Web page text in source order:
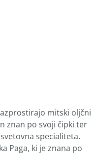
mitski oljčni
znan po svoji čipki ter
specialiteta.
Paga, ki je znana po